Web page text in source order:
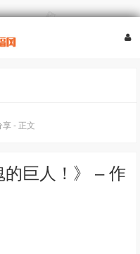
享 - 正文
的巨人！》 – 作